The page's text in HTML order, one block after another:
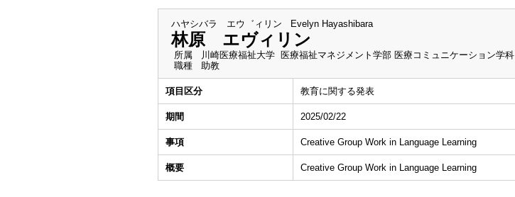
ハヤシバラ エウ゛ィリン Evelyn Hayashibara
林原 エヴィリン
所属
川崎医療福祉大学 医療福祉マネジメント学部 医療コミュニケーション学科
職種
助教
項目区分 教育に関する発表
期間 2025/02/22
事項 Creative Group Work in Language Learning
概要 Creative Group Work in Language Learning